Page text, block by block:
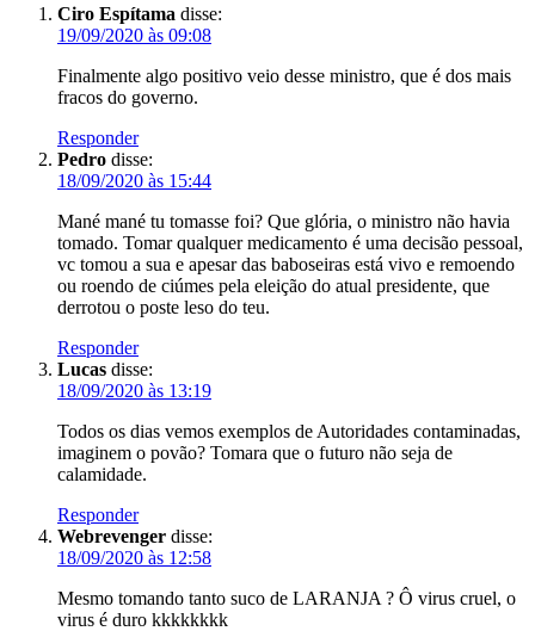
Ciro Espítama disse:
19/09/2020 às 09:08
Finalmente algo positivo veio desse ministro, que é dos mais
fracos do governo.
Responder
Pedro disse:
18/09/2020 às 15:44
Mané mané tu tomasse foi? Que glória, o ministro não havia
tomado. Tomar qualquer medicamento é uma decisão pessoal,
vc tomou a sua e apesar das baboseiras está vivo e remoendo
ou roendo de ciúmes pela eleição do atual presidente, que
derrotou o poste leso do teu.
Responder
Lucas disse:
18/09/2020 às 13:19
Todos os dias vemos exemplos de Autoridades contaminadas,
imaginem o povão? Tomara que o futuro não seja de
calamidade.
Responder
Webrevenger disse:
18/09/2020 às 12:58
Mesmo tomando tanto suco de LARANJA ? Ô virus cruel, o
virus é duro kkkkkkkk